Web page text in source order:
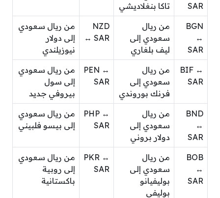
SAR
تاكا بنغلاديشي
BGN
↔
SAR
من ريال
سعودي إلى
ليف بلغاري
NZD
↔ SAR
من ريال سعودي
إلى دولار
نيوزيلندي
BIF ↔
SAR
من ريال
سعودي إلى
فرنك بوروندي
PEN ↔
SAR
من ريال سعودي
إلى سول
بيروفي جديد
BND
↔
SAR
من ريال
سعودي إلى
دولار بروني
PHP ↔
SAR
من ريال سعودي
إلى بيسو فلبيني
BOB
↔
SAR
من ريال
سعودي إلى
بوليفيانو
بوليفي
PKR ↔
SAR
من ريال سعودي
إلى روبية
باكستانية